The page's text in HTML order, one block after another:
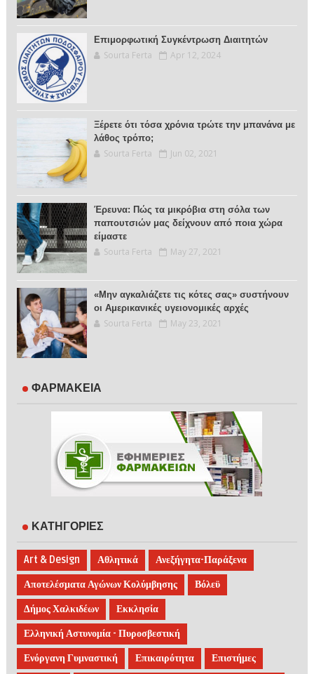
Επιμορφωτική Συγκέντρωση Διαιτητών
Sourta Ferta Apr 12, 2024
Ξέρετε ότι τόσα χρόνια τρώτε την μπανάνα με
λάθος τρόπο;
Sourta Ferta Jun 02, 2021
Έρευνα: Πώς τα μικρόβια στη σόλα των
παπουτσιών μας δείχνουν από ποια χώρα
είμαστε
Sourta Ferta May 27, 2021
«Μην αγκαλιάζετε τις κότες σας» συστήνουν
οι Αμερικανικές υγειονομικές αρχές
Sourta Ferta May 23, 2021
ΦΑΡΜΑΚΕΙΑ
ΚΑΤΗΓΟΡΙΕΣ
Art & Design Αθλητικά Ανεξήγητα-Παράξενα
Αποτελέσματα Αγώνων Κολύμβησης Βόλεϋ
Δήμος Χαλκιδέων Εκκλησία
Ελληνική Αστυνομία - Πυροσβεστική
Ενόργανη Γυμναστική Επικαιρότητα Επιστήμες